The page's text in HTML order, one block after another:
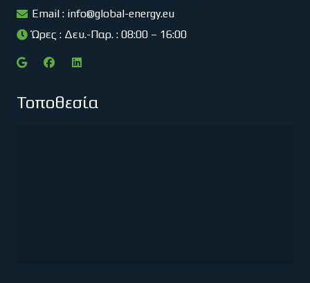
Email : info@global-energy.eu
Ώρες : Δευ.-Παρ. : 08:00 – 16:00
Τοποθεσία